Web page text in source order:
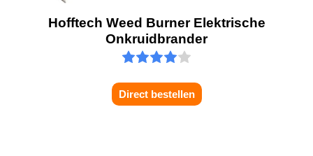
Hofftech Weed Burner Elektrische
Onkruidbrander
Direct bestellen